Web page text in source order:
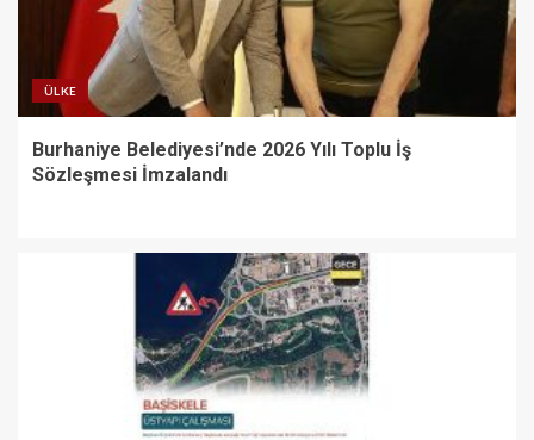
ÜLKE
Burhaniye Belediyesi’nde 2026 Yılı Toplu İş
Sözleşmesi İmzalandı